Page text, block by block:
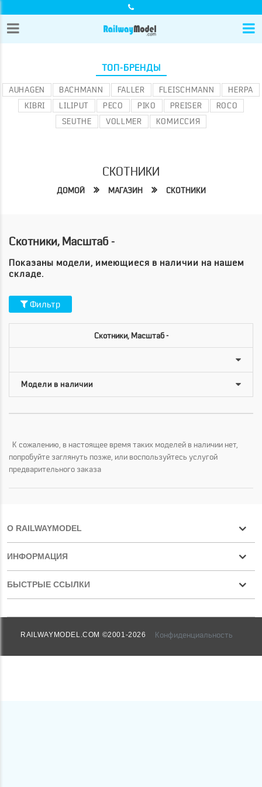
ТОП-БРЕНДЫ
AUHAGEN BACHMANN FALLER FLEISCHMANN
HERPA
KIBRI
LILIPUT PECO PIKO PREISER
ROCO
SEUTHE
VOLLMER КОМИССИЯ
СКОТНИКИ
ДОМОЙ МАГАЗИН СКОТНИКИ
Скотники, Масштаб -
Показаны модели, имеющиеся в наличии на нашем
складе.
Фильтр
Скотники, Масштаб -
К сожалению, в настоящее время таких моделей в наличии нет,
попробуйте заглянуть позже, или воспользуйтесь услугой
предварительного заказа
О RAILWAYMODEL
ИНФОРМАЦИЯ
БЫСТРЫЕ ССЫЛКИ
RAILWAYMODEL.COM ©2001-2026 Конфиденциальность